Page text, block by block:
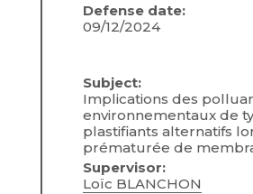
Defense date:
09/12/2024
Subject:
Implications des
environnementaux de
plastifiants alternatifs
prématurée de
Supervisor:
Loïc BLANCHON